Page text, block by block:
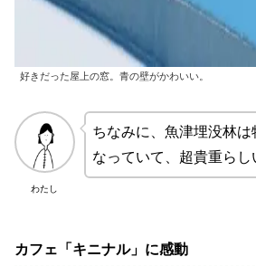
好きだった屋上の窓。青の壁がかわいい。
わたし
ちなみに、魚津埋没林
なっていて、超貴重らし
カフェ「キニナル」に感動